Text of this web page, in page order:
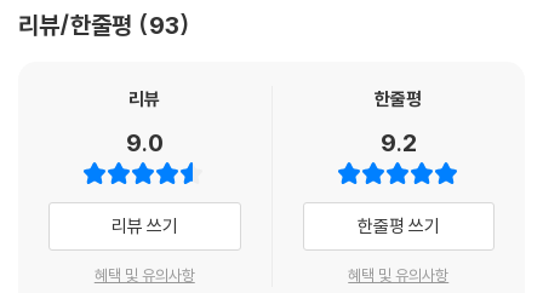
--- pp.186-187
리뷰/한줄평 93
리뷰
9.0
리뷰 쓰기
혜택 및 유의사항
한줄평
9.2
한줄평 쓰기
혜택 및 유의사항